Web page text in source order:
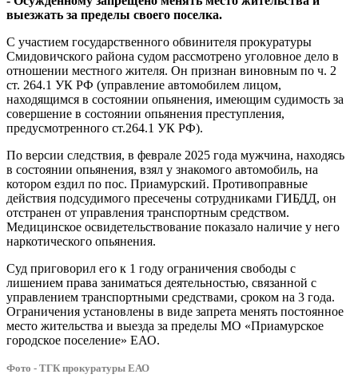
ограничению
свободы
выезжать за пределы своего поселка.
С участием государственного обвинителя прокуратуры
Смидовичского района судом рассмотрено уголовное дело в
отношении местного жителя. Он признан виновным по ч. 2
ст. 264.1 УК РФ (управление автомобилем лицом,
находящимся в состоянии опьянения, имеющим судимость за
совершение в состоянии опьянения преступления,
предусмотренного ст.264.1 УК РФ).
По версии следствия, в феврале 2025 года мужчина, находясь
в состоянии опьянения, взял у знакомого автомобиль, на
котором ездил по пос. Приамурский. Противоправные
действия подсудимого пресечены сотрудниками ГИБДД, он
отстранен от управления транспортным средством.
Медицинское освидетельствование показало наличие у него
наркотического опьянения.
Суд приговорил его к 1 году ограничения свободы с
лишением права заниматься деятельностью, связанной с
управлением транспортными средствами, сроком на 3 года.
Ограничения установлены в виде запрета менять постоянное
место жительства и выезда за пределы МО «Приамурское
городское поселение» ЕАО.
Фото - ТГК прокуратуры ЕАО